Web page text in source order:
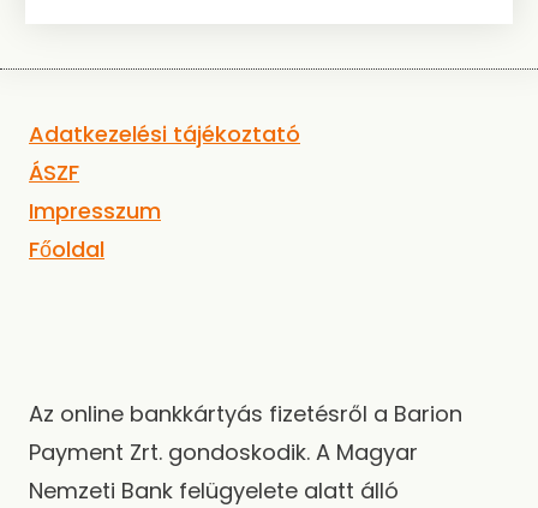
Adatkezelési tájékoztató
ÁSZF
Impresszum
Főoldal
Az online bankkártyás fizetésről a Barion
Payment Zrt. gondoskodik. A Magyar
Nemzeti Bank felügyelete alatt álló